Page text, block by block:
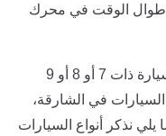
طوال الوقت في محرك
على الرغم من أن السيارة الفاخرة والسيارة ذات 7 أو 8 أو 9
في الشارقة،
يلي نذكر أنواع السيارات